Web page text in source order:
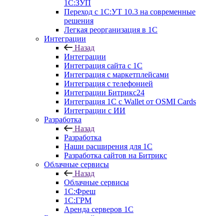
1С:ЗУП
Переход с 1С:УТ 10.3 на современные
решения
Легкая реорганизация в 1С
Интеграции
Назад
Интеграции
Интеграция сайта с 1С
Интеграция с маркетплейсами
Интеграция с телефонией
Интеграции Битрикс24
Интеграция 1С с Wallet от OSMI Cards
Интеграции с ИИ
Разработка
Назад
Разработка
Наши расширения для 1С
Разработка сайтов на Битрикс
Облачные сервисы
Назад
Облачные сервисы
1С:Фреш
1С:ГРМ
Аренда серверов 1С